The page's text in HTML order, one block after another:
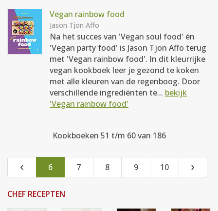
Vegan rainbow food
Jason Tjon Affo
Na het succes van 'Vegan soul food' én
'Vegan party food' is Jason Tjon Affo terug
met 'Vegan rainbow food'. In dit kleurrijke
vegan kookboek leer je gezond te koken
met alle kleuren van de regenboog. Door
verschillende ingrediënten te... bekijk
'Vegan rainbow food'
Kookboeken 51 t/m 60 van 186
‹ 6 7 8 9 10 ›
CHEF RECEPTEN